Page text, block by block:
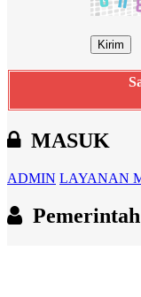
MASUK
ADMIN LAYANAN
Pemerintah